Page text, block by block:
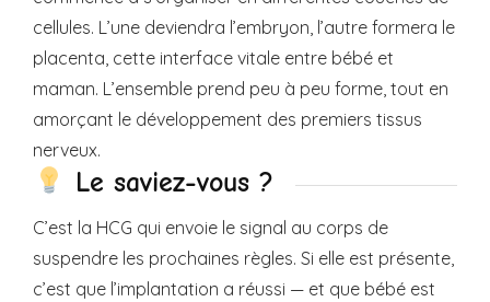
cellules. L’une deviendra l’embryon, l’autre formera le
placenta, cette interface vitale entre bébé et
maman. L’ensemble prend peu à peu forme, tout en
amorçant le développement des premiers tissus
nerveux.
Le saviez-vous ?
C’est la HCG qui envoie le signal au corps de
suspendre les prochaines règles. Si elle est présente,
c’est que l’implantation a réussi — et que bébé est